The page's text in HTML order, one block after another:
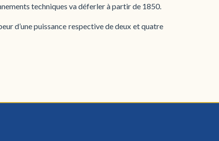
techniques va déferler à partir de 1850.
d’une puissance respective de deux et quatre